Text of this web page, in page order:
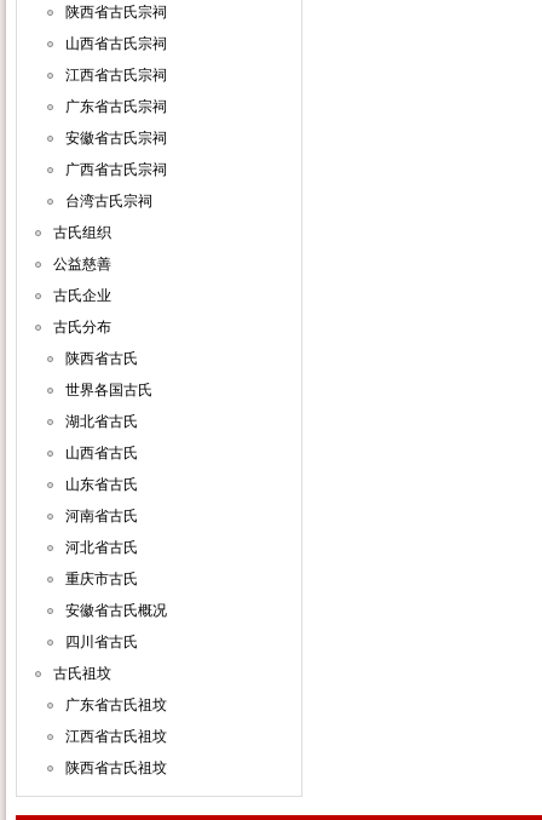
陕西省古氏宗祠
山西省古氏宗祠
江西省古氏宗祠
广东省古氏宗祠
安徽省古氏宗祠
广西省古氏宗祠
台湾古氏宗祠
古氏组织
公益慈善
古氏企业
古氏分布
陕西省古氏
世界各国古氏
湖北省古氏
山西省古氏
山东省古氏
河南省古氏
河北省古氏
重庆市古氏
安徽省古氏概况
四川省古氏
古氏祖坟
广东省古氏祖坟
江西省古氏祖坟
陕西省古氏祖坟